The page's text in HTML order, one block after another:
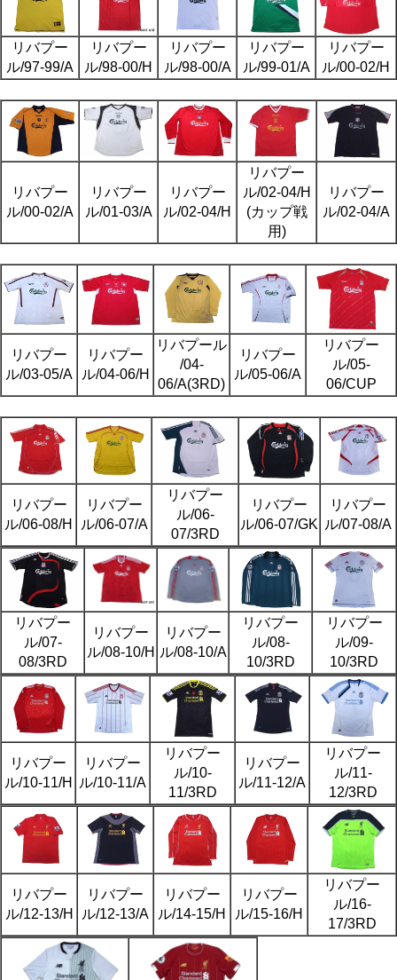
リバプー
ル/97-99/A
リバプー
ル/98-00/H
リバプー
ル/98-00/A
リバプー
ル/99-01/A
リバプー
ル/00-02/H
リバプー
ル/00-02/A
リバプー
ル/01-03/A
リバプー
ル/02-04/H
リバプー
ル/02-04/H
(カップ戦
用)
リバプー
ル/02-04/A
リバプー
ル/03-05/A
リバプー
ル/04-06/H
リバプール
/04-
06/A(3RD)
リバプー
ル/05-06/A
リバプー
ル/05-
06/CUP
リバプー
ル/06-08/H
リバプー
ル/06-07/A
リバプー
ル/06-
07/3RD
リバプー
ル/06-07/GK
リバプー
ル/07-08/A
リバプー
ル/07-
08/3RD
リバプー
ル/08-10/H
リバプー
ル/08-10/A
リバプー
ル/08-
10/3RD
リバプー
ル/09-
10/3RD
リバプー
ル/10-11/H
リバプー
ル/10-11/A
リバプー
ル/10-
11/3RD
リバプー
ル/11-12/A
リバプー
ル/11-
12/3RD
リバプー
ル/12-13/H
リバプー
ル/12-13/A
リバプー
ル/14-15/H
リバプー
ル/15-16/H
リバプー
ル/16-
17/3RD